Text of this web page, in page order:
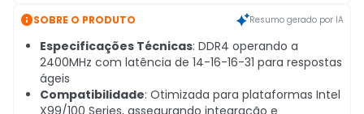
SOBRE O PRODUTO Resumo gerado por IA
Especificações Técnicas: DDR4 operando a
2400MHz com latência de 14-16-16-31 para respostas
ágeis
Compatibilidade: Otimizada para plataformas Intel
X99/100 Series, assegurando integração e